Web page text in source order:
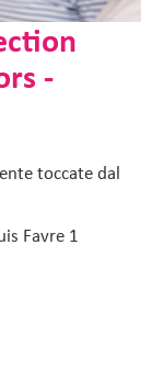
-
toccate dal
Favre 1